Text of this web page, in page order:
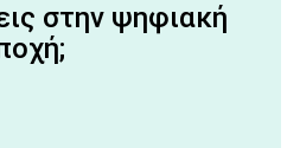
στην ψηφιακή